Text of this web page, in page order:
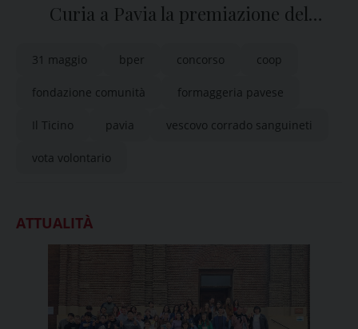
Curia a Pavia la premiazione del
31 maggio bper concorso coop
fondazione comunità formaggeria pavese
Il Ticino pavia vescovo corrado sanguineti
vota volontario
ATTUALITÀ